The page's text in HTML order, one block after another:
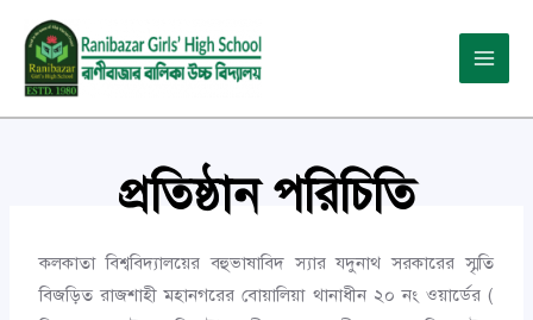
content
Menu
প্রতিষ্ঠান পরিচিতি
কলকাতা বিশ্ববিদ্যালয়ের বহুভাষাবিদ স্যার যদুনাথ সরকারের স্মৃতি
বিজড়িত রাজশাহী মহানগরের বোয়ালিয়া থানাধীন ২০ নং ওয়ার্ডের (